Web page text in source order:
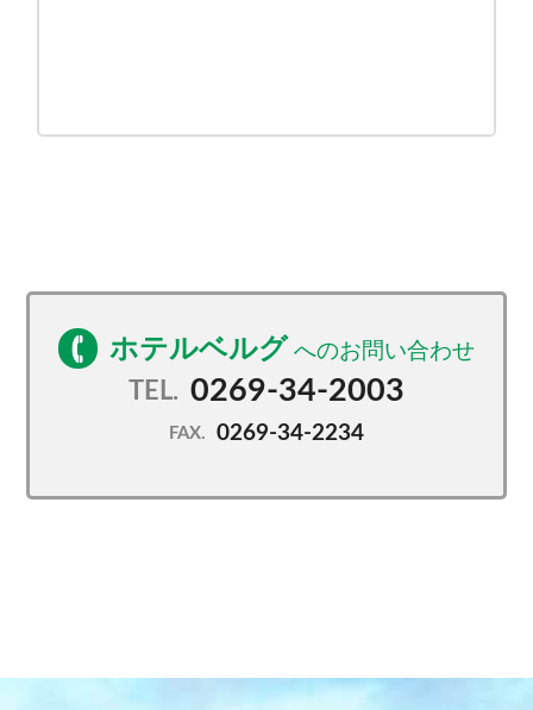
ホテルベルグ
TEL. 0269-34-2003
FAX. 0269-34-2234